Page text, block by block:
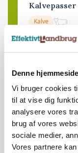
Denne
Vi bruger cookies
til at vise dig
analysere vores
brug af vores
sociale medier,
Vores partnere
Kalve
Leder til
9670, Løgstør